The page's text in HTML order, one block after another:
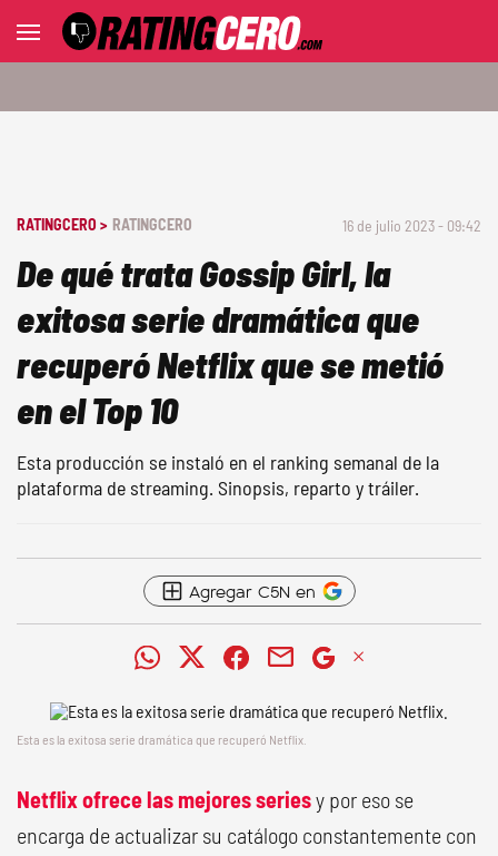
RATINGCERO > RATINGCERO 16 de julio 2023 - 09:42
De qué trata Gossip Girl, la
exitosa serie dramática que
recuperó Netflix que se metió
en el Top 10
Esta producción se instaló en el ranking semanal de la
plataforma de streaming. Sinopsis, reparto y tráiler.
Agregar C5N en
Esta es la exitosa serie dramática que recuperó Netflix.
Netflix ofrece las mejores seriesy por eso se
encarga de actualizar su catálogo constantemente con